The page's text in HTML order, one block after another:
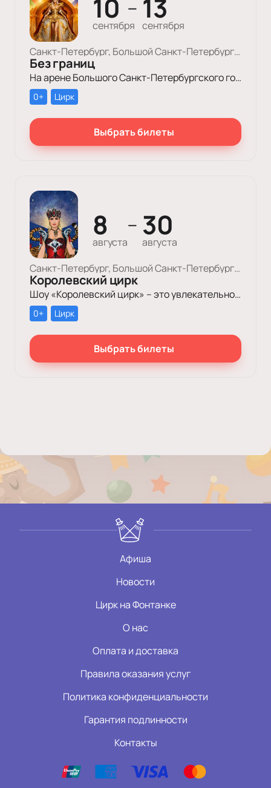
10
сентября
— 13
сентября
Санкт-Петербург, Большой Cанкт-Петербургский Государственный Цирк
Без границ
На арене Большого Санкт-Петербургского государственного цирка пройдет уникальное цирковое шоу «Без границ»!
0+ Цирк
Выбрать билеты
8
августа
— 30
августа
Санкт-Петербург, Большой Cанкт-Петербургский Государственный Цирк
Королевский цирк
Шоу «Королевский цирк» – это увлекательное путешествие в мир красоты, роскоши и грации, отваги и ловкости, изысканного стиля и невероятных человеческих возможностей.
0+ Цирк
Выбрать билеты
Афиша
Новости
Цирк на Фонтанке
О нас
Оплата и доставка
Правила оказания услуг
Политика конфиденциальности
Гарантия подлинности
Контакты